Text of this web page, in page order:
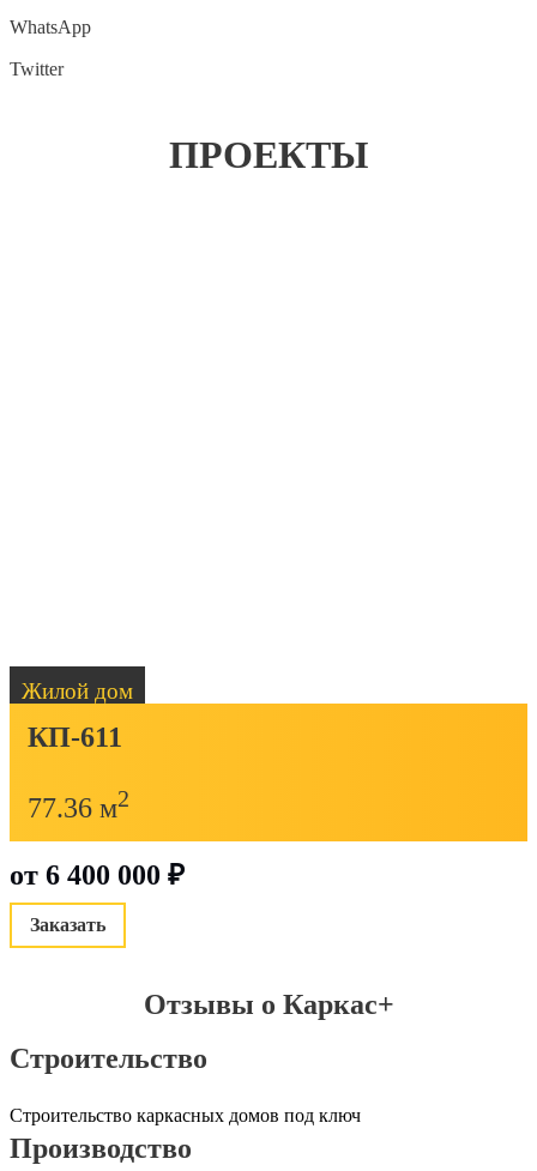
WhatsApp
Twitter
ПРОЕКТЫ
Жилой дом
КП-611
77.36 м2
от 6 400 000 ₽
Заказать
Отзывы о Каркас+
Строительство
Строительство каркасных домов под ключ
Производство